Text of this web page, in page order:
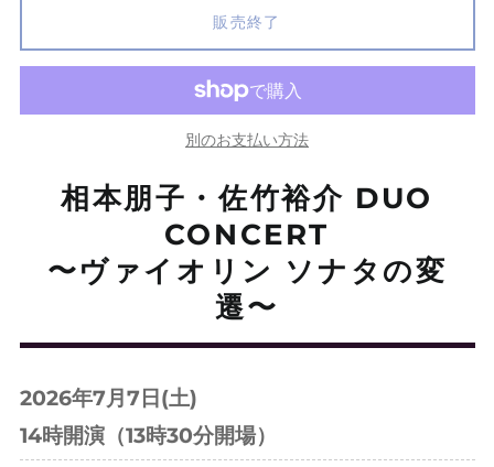
販売終了
別のお支払い方法
相本朋子・佐竹裕介 DUO
CONCERT
〜ヴァイオリン ソナタの変
遷〜
2026年7月7日(土)
14時開演（13時30分開場）